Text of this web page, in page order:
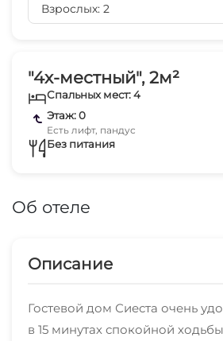
"4х-местный", 2м²
Спальных мест: 4
Этаж: 0
Есть лифт, пандус
Без питания
Об отеле
Описание
Гостевой дом Сиеста очень
в 15 минутах спокойной
Взрослых: 2